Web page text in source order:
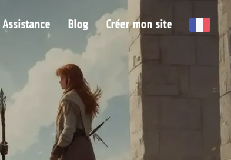
Assistance Blog Créer mon site